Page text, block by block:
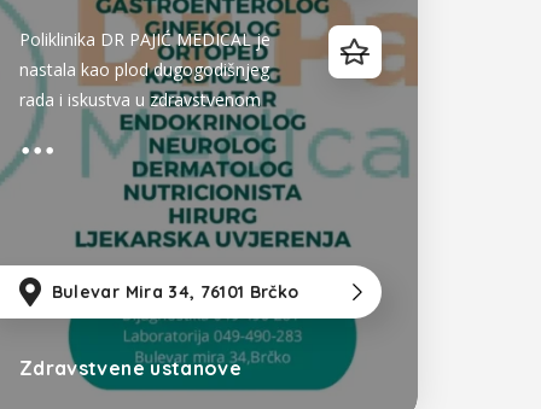
od Sarajevo 39km
Poliklinika DR PAJIĆ MEDICAL je
nastala kao plod dugogodišnjeg
rada i iskustva u zdravstvenom
sistemu regije bivše Jugoslavije
osnivača po kome je i dobila naziv.
Bulevar Mira 34, 76101 Brčko
Zdravstvene ustanove